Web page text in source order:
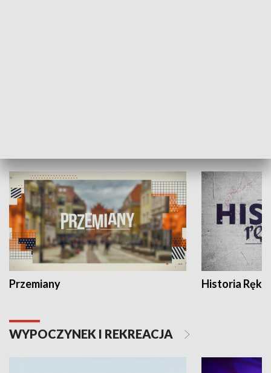
Przemiany Historia Ręką
WYPOCZYNEK I REKREACJA